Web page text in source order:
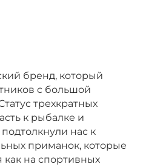
₽‍1 058‍ +
−
Мульти Фрукт
бренд, который
с большой
трехкратных
к рыбалке и
нас к
приманок, которые
на спортивных